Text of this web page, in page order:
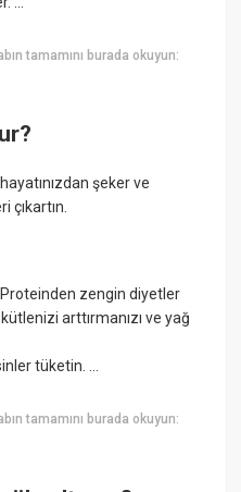
tamamını burada okuyun:
şeker ve
çıkartın.
Proteinden zengin diyetler
arttırmanızı ve yağ
tüketin. ...
tamamını burada okuyun: